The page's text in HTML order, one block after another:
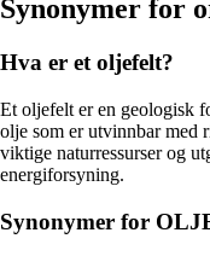
Synonymer for
Hva er et oljefelt?
Et oljefelt er en geologisk
olje som er utvinnbar med
viktige naturressurser og
energiforsyning.
Synonymer for